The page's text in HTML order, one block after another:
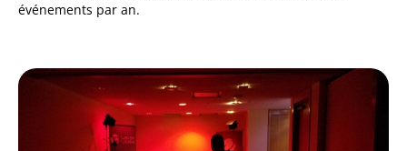
événements par an.